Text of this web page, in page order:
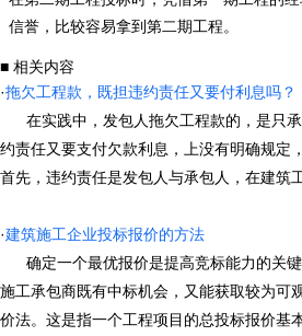
信誉，比较容易拿到第二期工程。
■ 相关内容
·拖欠工程款，既担违约责任又要付利息吗？
在实践中，发包人拖欠工程款的，是只承
约责任又要支付欠款利息，上没有明确规定
首先，违约责任是发包人与承包人，在建筑
·建筑施工企业投标报价的方法
确定一个最优报价是提高竞标能力的关键
施工承包商既有中标机会，又能获取较为
价法。这是指一个工程项目的总投标报价基